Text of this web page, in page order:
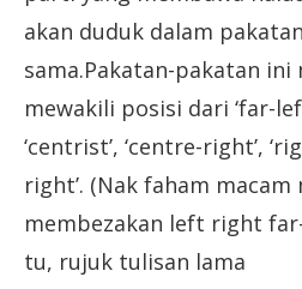
akan duduk dalam
sama.Pakatan-pakatan ini
mewakili posisi dari ‘far-
‘centrist’, ‘centre-right’,
right’. (Nak faham macam
membezakan left right
tu, rujuk tulisan lama